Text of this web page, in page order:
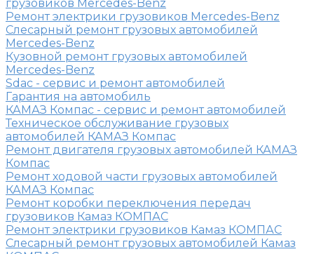
грузовиков Mercedes-Benz
Ремонт электрики грузовиков Mercedes-Benz
Слесарный ремонт грузовых автомобилей
Mercedes-Benz
Кузовной ремонт грузовых автомобилей
Mercedes-Benz
Sdac - сервис и ремонт автомобилей
Гарантия на автомобиль
КАМАЗ Компас - сервис и ремонт автомобилей
Техническое обслуживание грузовых
автомобилей КАМАЗ Компас
Ремонт двигателя грузовых автомобилей КАМАЗ
Компас
Ремонт ходовой части грузовых автомобилей
КАМАЗ Компас
Ремонт коробки переключения передач
грузовиков Камаз КОМПАС
Ремонт электрики грузовиков Камаз КОМПАС
Слесарный ремонт грузовых автомобилей Камаз